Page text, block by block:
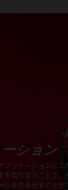
ション
プリケーションにこ
を取り合うことで、
ルを生み出すことが